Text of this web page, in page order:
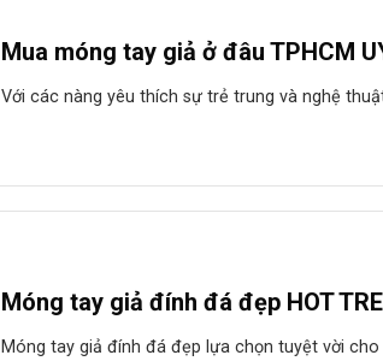
Mua móng tay giả ở đâu TPHCM
Với các nàng yêu thích sự trẻ trung và nghệ
Móng tay giả đính đá đẹp HOT
Móng tay giả đính đá đẹp lựa chọn tuyệt vời cho